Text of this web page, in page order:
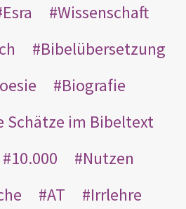
Esra
Wissenschaft
Bibelübersetzung
Biografie
Schätze im Bibeltext
10.000
Nutzen
AT
Irrlehre